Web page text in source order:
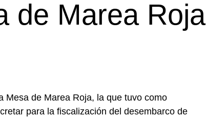
de Marea Roja
Mesa de Marea Roja, la que tuvo como
para la fiscalización del desembarco de